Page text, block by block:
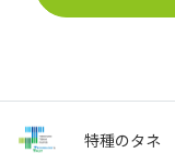
特種のタネ